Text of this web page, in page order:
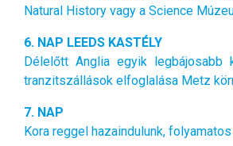
Natural History vagy a Science
6. NAP LEEDS KASTÉLY
Délelőtt Anglia egyik legbájosabb
tranzitszállások elfoglalása Metz
7. NAP
Kora reggel hazaindulunk,